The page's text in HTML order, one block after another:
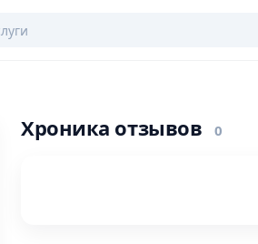
Хроника отзывов 0